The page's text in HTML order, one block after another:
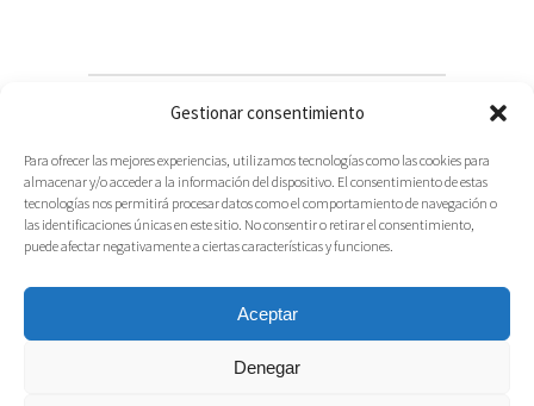
Gestionar consentimiento
Para ofrecer las mejores experiencias, utilizamos tecnologías como las cookies para
almacenar y/o acceder a la información del dispositivo. El consentimiento de estas
tecnologías nos permitirá procesar datos como el comportamiento de navegación o
las identificaciones únicas en este sitio. No consentir o retirar el consentimiento,
puede afectar negativamente a ciertas características y funciones.
Aceptar
Denegar